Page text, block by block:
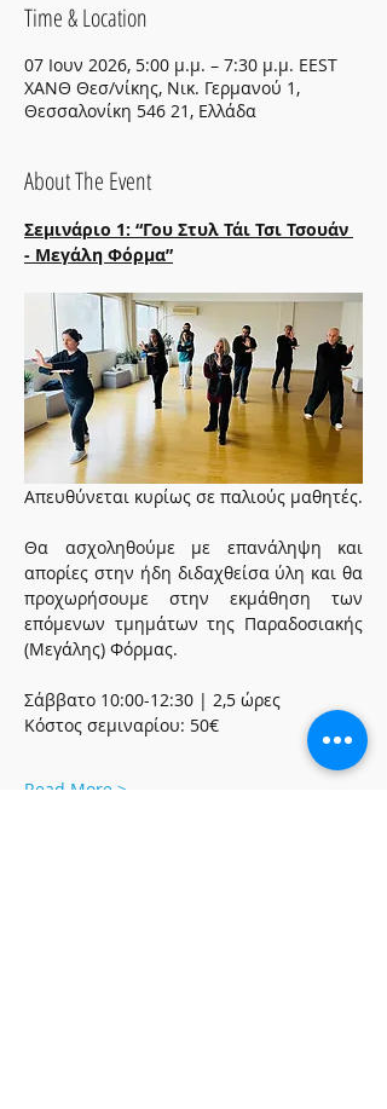
Time & Location
07 Ιουν 2026, 5:00 μ.μ. – 7:30 μ.μ. EEST
ΧΑΝΘ Θεσ/νίκης, Νικ. Γερμανού 1,
Θεσσαλονίκη 546 21, Ελλάδα
About The Event
Σεμινάριο 1: “Γου Στυλ Τάι Τσι Τσουάν
- Μεγάλη Φόρμα”
Απευθύνεται κυρίως σε παλιούς μαθητές.
Θα ασχοληθούμε με επανάληψη και
απορίες στην ήδη διδαχθείσα ύλη και θα
προχωρήσουμε στην εκμάθηση των
επόμενων τμημάτων της Παραδοσιακής
(Μεγάλης) Φόρμας.
Σάββατο 10:00-12:30 | 2,5 ώρες
Κόστος σεμιναρίου: 50€
Read More >